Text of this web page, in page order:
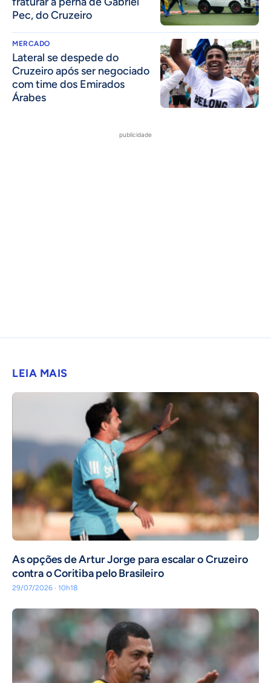
Pec, do Cruzeiro
MERCADO
Lateral se despede do
Cruzeiro após ser negociado
com time dos Emirados
Árabes
publicidade
LEIA MAIS
As opções de Artur Jorge para escalar o Cruzeiro
contra o Coritiba pelo Brasileiro
29/07/2026 · 10h18